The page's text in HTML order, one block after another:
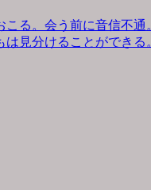
る。会う前に音信不
見分けることができ